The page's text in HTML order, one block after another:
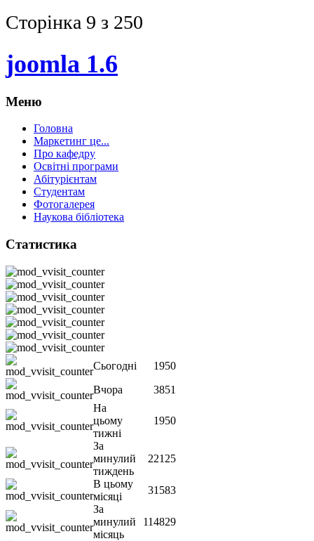
Сторінка 9 з 250
joomla 1.6
Меню
Головна
Маркетинг це...
Про кафедру
Освітні програми
Абітурієнтам
Студентам
Фотогалерея
Наукова бібліотека
Статистика
Сьогодні
1950
Вчора
3851
На
цьому
тижні
1950
За
минулий
тиждень
22125
В цьому
місяці
31583
За
минулий
місяць
114829